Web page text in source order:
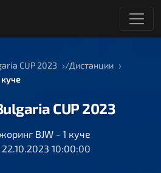
CUP 2023
Дистанции
CUP 2023
BJW - 1 куче
22.10.2023 10:00:00